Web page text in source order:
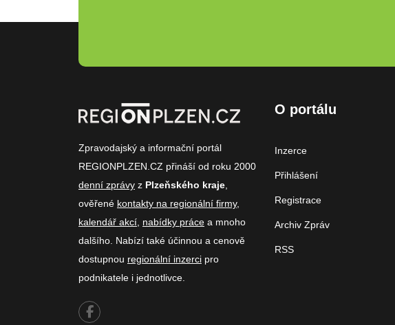
Zpravodajský a informační portál
REGIONPLZEN.CZ přináší od roku 2000
denní zprávy z Plzeňského kraje
ověřené kontakty na regionální firmy,
kalendář akcí nabídky práce a mnoho
dalšího. Nabízí také účinnou a cenově
dostupnou regionální inzerci pro
podnikatele i jednotlivce.
O portálu
Inzerce
Přihlášení
Registrace
Archiv Zpráv
RSS